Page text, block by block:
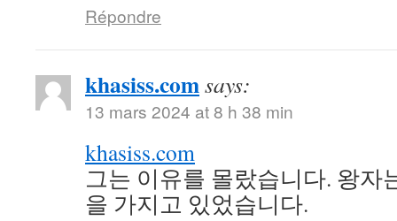
Répondre
khasiss.comsays:
13 mars 2024 at 8 h 38 min
khasiss.com
그는 이유를 몰랐습니다. 왕자
을 가지고 있었습니다.